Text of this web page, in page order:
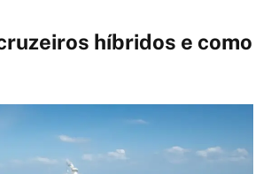
híbridos e como